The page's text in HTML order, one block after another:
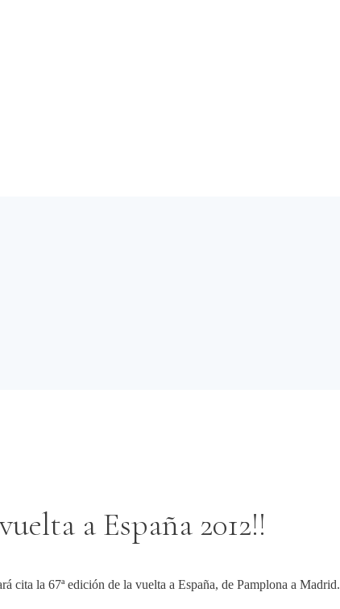
a España 2012!!
cita la 67ª edición de la vuelta a España, de Pamplona a Madrid.